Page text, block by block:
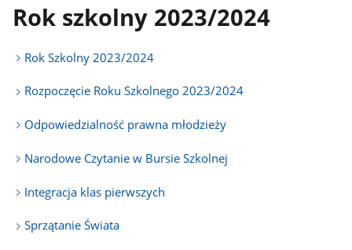
Rok szkolny 2023/2024
Rok Szkolny 2023/2024
Rozpoczęcie Roku Szkolnego 2023/2024
Odpowiedzialność prawna młodzieży
Narodowe Czytanie w Bursie Szkolnej
Integracja klas pierwszych
Sprzątanie Świata